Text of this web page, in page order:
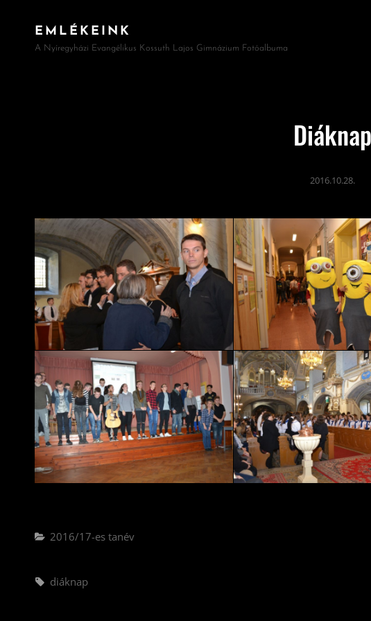
EMLÉKEINK
A Nyíregyházi Evangélikus Kossuth Lajos Gimnázium Fotóalbuma
Diáknap
2016.10.28.
Categories
2016/17-es tanév
Tags,
diáknap